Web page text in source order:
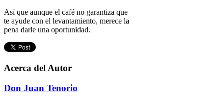
Así que aunque el café no garantiza que
te ayude con el levantamiento, merece la
pena darle una oportunidad.
Acerca del Autor
Don Juan Tenorio